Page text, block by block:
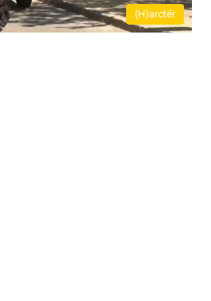
(H)arctér